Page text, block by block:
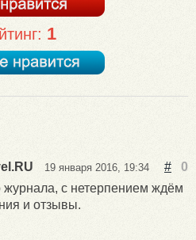
1
19 января 2016, 19:34 #
0
журнала, с нетерпением ждём
и отзывы.